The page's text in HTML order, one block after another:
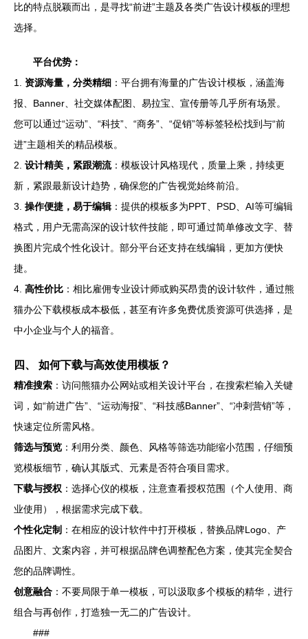
比的特点脱颖而出，是寻找“前进”主题及各类广告设计模板的理想
选择。
平台优势：
1. 资源海量，分类精细 ：平台拥有海量的广告设计模板，涵盖海
报、Banner、社交媒体配图、易拉宝、宣传册等几乎所有场景。
您可以通过“运动”、“科技”、“商务”、“促销”等标签轻松找到与“前
进”主题相关的精品模板。
2. 设计精美，紧跟潮流：模板设计风格现代，质量上乘，持续更
新，紧跟最新设计趋势，确保您的广告视觉始终前沿。
3. 操作便捷，易于编辑 ：提供的模板多为PPT、PSD、AI等可编辑
格式，用户无需高深的设计软件技能，即可通过简单修改文字、替
换图片完成个性化设计。部分平台还支持在线编辑，更加方便快
捷。
4. 高性价比 ：相比雇佣专业设计师或购买昂贵的设计软件，通过熊
猫办公下载模板成本极低，甚至有许多免费优质资源可供选择，是
中小企业与个人的福音。
四、 如何下载与高效使用模板？
精准搜索 ：访问熊猫办公网站或相关设计平台，在搜索栏输入关键
词，如“前进广告”、“运动海报”、“科技感Banner”、“冲刺营销”等，
快速定位所需风格。
筛选与预览 ：利用分类、颜色、风格等筛选功能缩小范围，仔细预
览模板细节，确认其版式、元素是否符合项目需求。
下载与授权 ：选择心仪的模板，注意查看授权范围（个人使用、商
业使用），根据需求完成下载。
个性化定制 ：在相应的设计软件中打开模板，替换品牌Logo、产
品图片、文案内容，并可根据品牌色调整配色方案，使其完全契合
您的品牌调性。
创意融合 ：不要局限于单一模板，可以汲取多个模板的精华，进行
组合与再创作，打造独一无二的广告设计。
###